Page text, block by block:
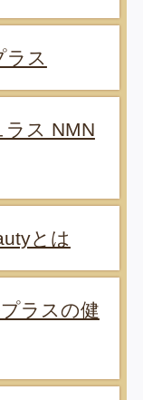
ラス
ス NMN
とは
ラスの健